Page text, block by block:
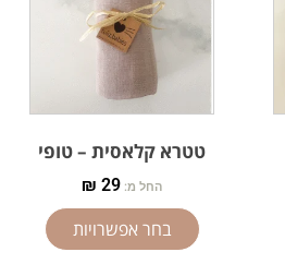
טטרא קלאסית – טופי
החל מ: ₪ 29
בחר אפשרויות